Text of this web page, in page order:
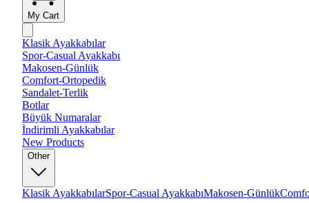
My Cart
Klasik Ayakkabılar
Spor-Casual Ayakkabı
Makosen-Günlük
Comfort-Ortopedik
Sandalet-Terlik
Botlar
Büyük Numaralar
İndirimli Ayakkabılar
New Products
Other
Klasik AyakkabılarSpor-Casual AyakkabıMakosen-Günlük